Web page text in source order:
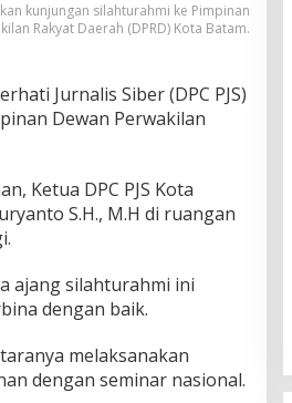
kunjungan silahturahmi ke Pimpinan
Rakyat Daerah (DPRD) Kota Batam.
Jurnalis Siber (DPC PJS)
Dewan Perwakilan
Ketua DPC PJS Kota
S.H., M.H di ruangan
ajang silahturahmi ini
dengan baik.
melaksanakan
dengan seminar nasional.